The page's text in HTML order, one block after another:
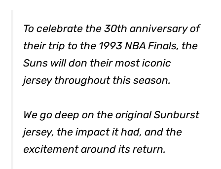
To celebrate the 30th anniversary of
their trip to the 1993 NBA Finals, the
Suns will don their most iconic
jersey throughout this season.
We go deep on the original Sunburst
jersey, the impact it had, and the
excitement around its return.